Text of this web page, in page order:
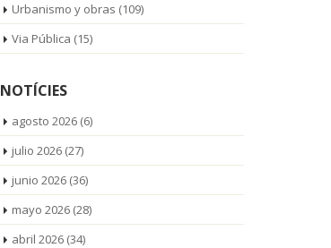
Urbanismo y obras (109)
Via Pública (15)
NOTÍCIES
agosto 2026(6)
julio 2026(27)
junio 2026(36)
mayo 2026(28)
abril 2026(34)